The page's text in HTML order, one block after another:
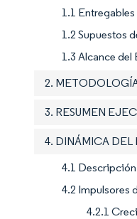
1.1
1.2 Supuestos
1.3 Alcance del
2.
3. RESUMEN
4. DINÁMICA DEL
4.1
4.2 Impulsores
4.2.1